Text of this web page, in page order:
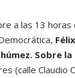
a las 13 horas
Sobre
(calle Claudio